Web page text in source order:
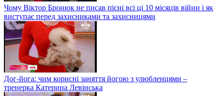
Чому Віктор Бронюк не писав пісні всі ці 10 місяців війни і як
виступає перед захисниками та захисницями
Дог-йога: чим корисні заняття йогою з улюбленцями –
тренерка Катерина Левінська